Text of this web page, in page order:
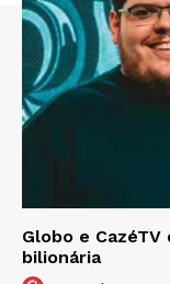
Globo e
bilionária